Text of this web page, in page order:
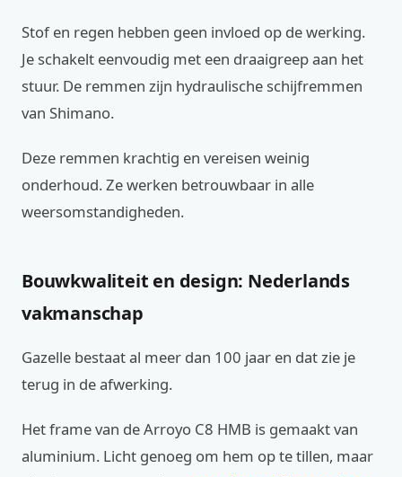
Stof en regen hebben geen invloed op de werking.
Je schakelt eenvoudig met een draaigreep aan het
stuur. De remmen zijn hydraulische schijfremmen
van Shimano.
Deze remmen krachtig en vereisen weinig
onderhoud. Ze werken betrouwbaar in alle
weersomstandigheden.
Bouwkwaliteit en design: Nederlands
vakmanschap
Gazelle bestaat al meer dan 100 jaar en dat zie je
terug in de afwerking.
Het frame van de Arroyo C8 HMB is gemaakt van
aluminium. Licht genoeg om hem op te tillen, maar